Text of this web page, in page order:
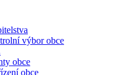
výbor obce
obce
obce